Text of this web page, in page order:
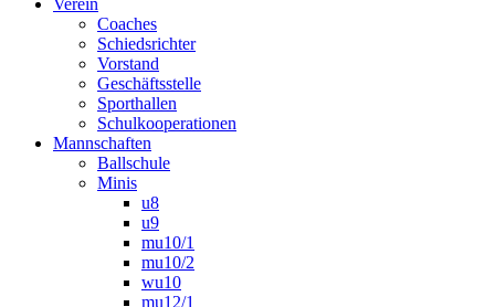
Verein
Coaches
Schiedsrichter
Vorstand
Geschäftsstelle
Sporthallen
Schulkooperationen
Mannschaften
Ballschule
Minis
u8
u9
mu10/1
mu10/2
wu10
mu12/1